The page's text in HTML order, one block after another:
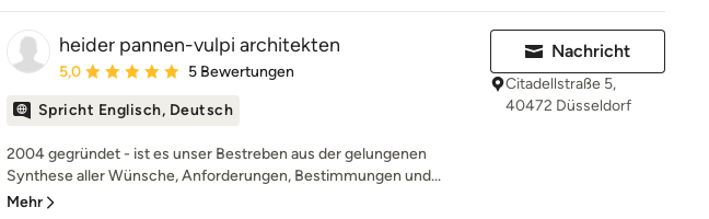
heider pannen-vulpi architekten
Durchschnittliche Bewertung: 5 von 5 Sternen
5,0 5 Bewertungen
Spricht Englisch, Deutsch
2004 gegründet - ist es unser Bestreben aus der gelungenen
Synthese aller Wünsche, Anforderungen, Bestimmungen und...
Mehr
Nachricht
Citadellstraße 5,
40472 Düsseldorf